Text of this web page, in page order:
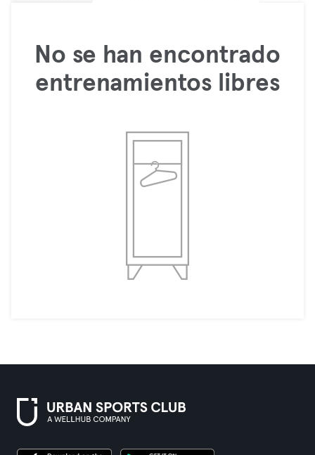
No se han encontrado
entrenamientos libres